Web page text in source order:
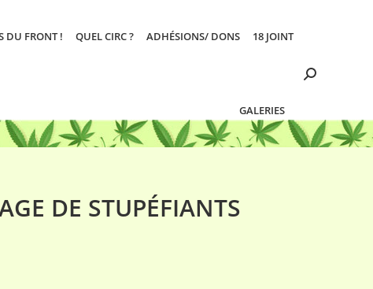
DU FRONT ! QUEL CIRC ? ADHÉSIONS/ DONS 18 JOINT
GALERIES
Search:
DE STUPÉFIANTS